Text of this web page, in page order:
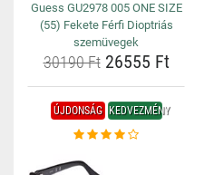
Guess GU2978 005 ONE SIZE
(55) Fekete Férfi Dioptriás
szemüvegek
30190 Ft26555 Ft
ÚJDONSÁG KEDVEZMÉNY